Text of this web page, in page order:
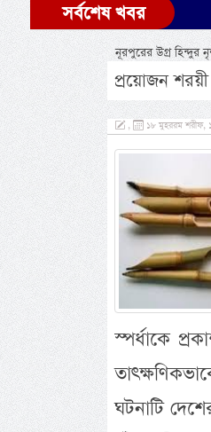
সর্বশেষ খবর
নূরপুরের উগ্র হিন্দুর
প্রয়োজন শরয়ী
, ১৮ মুহররম শরীফ,
স্পর্ধাকে
ঘটনাটি